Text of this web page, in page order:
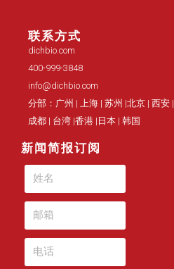
联系方式
dichbio.com
400-999-3848
info@dichbio.com
分部：广州 | 上海 | 苏州 |北京 | 西安 |
成都 | 台湾 |香港 |日本 | 韩国
新闻简报订阅